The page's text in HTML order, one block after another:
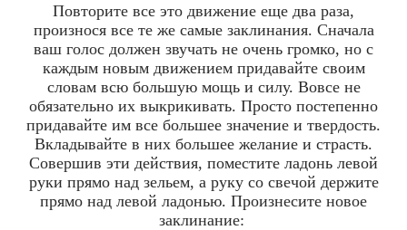
Повторите все это движение еще два раза,
произнося все те же самые заклинания. Сначала
ваш голос должен звучать не очень громко, но с
каждым новым движением придавайте своим
словам всю большую мощь и силу. Вовсе не
обязательно их выкрикивать. Просто постепенно
придавайте им все большее значение и твердость.
Вкладывайте в них большее желание и страсть.
Совершив эти действия, поместите ладонь левой
руки прямо над зельем, а руку со свечой держите
прямо над левой ладонью. Произнесите новое
заклинание: